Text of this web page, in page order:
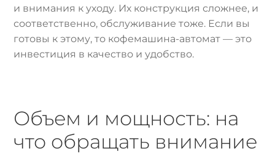
и внимания к уходу. Их конструкция сложнее, и
соответственно, обслуживание тоже. Если вы
готовы к этому, то кофемашина-автомат — это
инвестиция в качество и удобство.
Объем и мощность: на
что обращать внимание